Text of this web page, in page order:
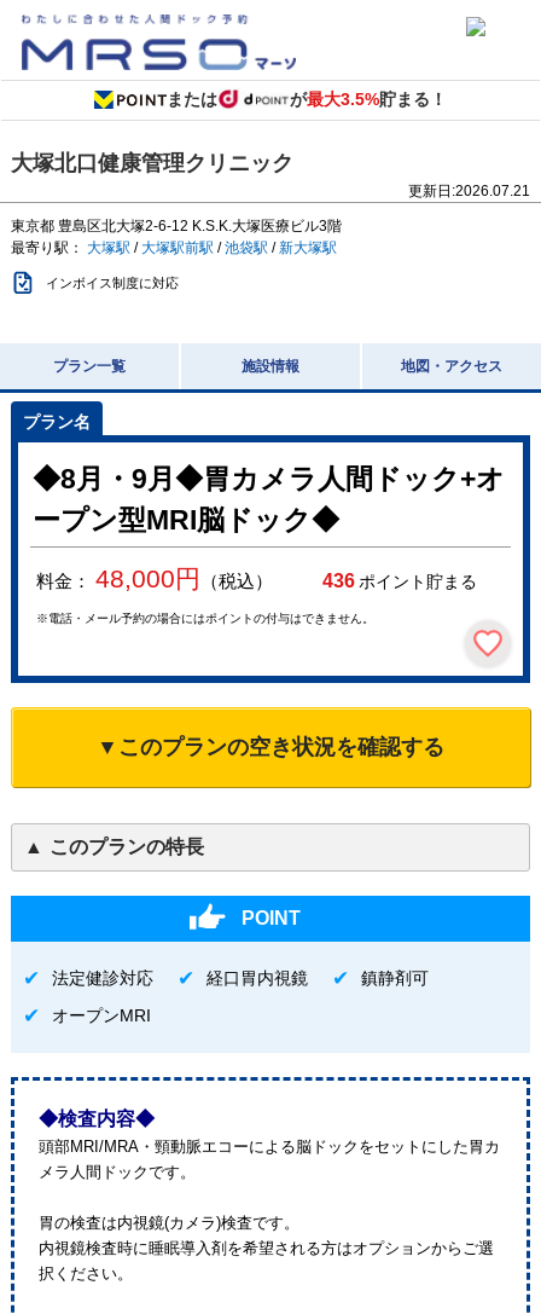
または が最大3.5%貯まる！
大塚北口健康管理クリニック
更新日:2026.07.21
東京都 豊島区北大塚2-6-12 K.S.K.大塚医療ビル3階
最寄り駅： 大塚駅 /大塚駅前駅 /池袋駅 /新大塚駅
インボイス制度に対応
プラン一覧 施設情報 地図・アクセス
◆8月・9月◆胃カメラ人間ドック+オ
ープン型MRI脳ドック◆
料金： 48,000円 （税込） 436ポイント貯まる
※電話・メール予約の場合にはポイントの付与はできません。
▼このプランの空き状況を確認する
このプランの特長
POINT
法定健診対応 経口胃内視鏡
鎮静剤可
オープンMRI
◆検査内容◆
頭部MRI/MRA・頸動脈エコーによる脳ドックをセットにした胃カ
メラ人間ドックです。
胃の検査は内視鏡(カメラ)検査です。
内視鏡検査時に睡眠導入剤を希望される方はオプションからご選
択ください。